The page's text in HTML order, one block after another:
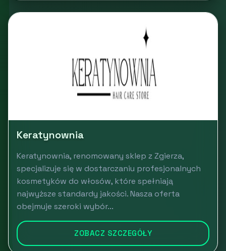
Keratynownia
Keratynownia, renomowany sklep z Zgierza,
specjalizuje się w dostarczaniu profesjonalnych
kosmetyków do włosów, które spełniają
najwyższe standardy jakości. Nasza oferta
obejmuje szeroki wybór...
ZOBACZ SZCZEGÓŁY